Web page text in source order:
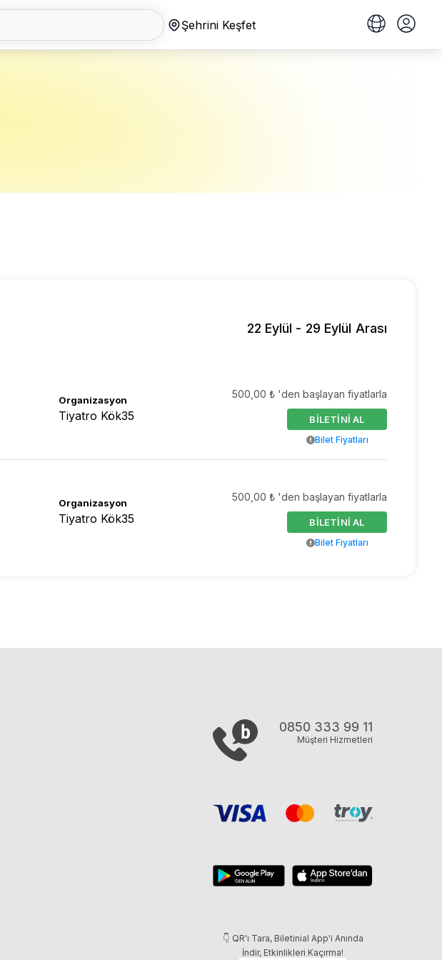
Şehrini Keşfet
22 Eylül - 29 Eylül Arası
Organizasyon
Tiyatro Kök35
500,00 ₺ 'den başlayan fiyatlarla
BİLETİNİ AL
Bilet Fiyatları
Organizasyon
Tiyatro Kök35
500,00 ₺ 'den başlayan fiyatlarla
BİLETİNİ AL
Bilet Fiyatları
0850 333 99 11
Müşteri Hizmetleri
👇 QR'ı Tara, Biletinial App'i Anında
İndir, Etkinlikleri Kaçırma!